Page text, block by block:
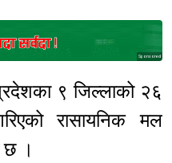
Sponsored
९ जिल्लाको २६
रासायनिक मल
छ ।